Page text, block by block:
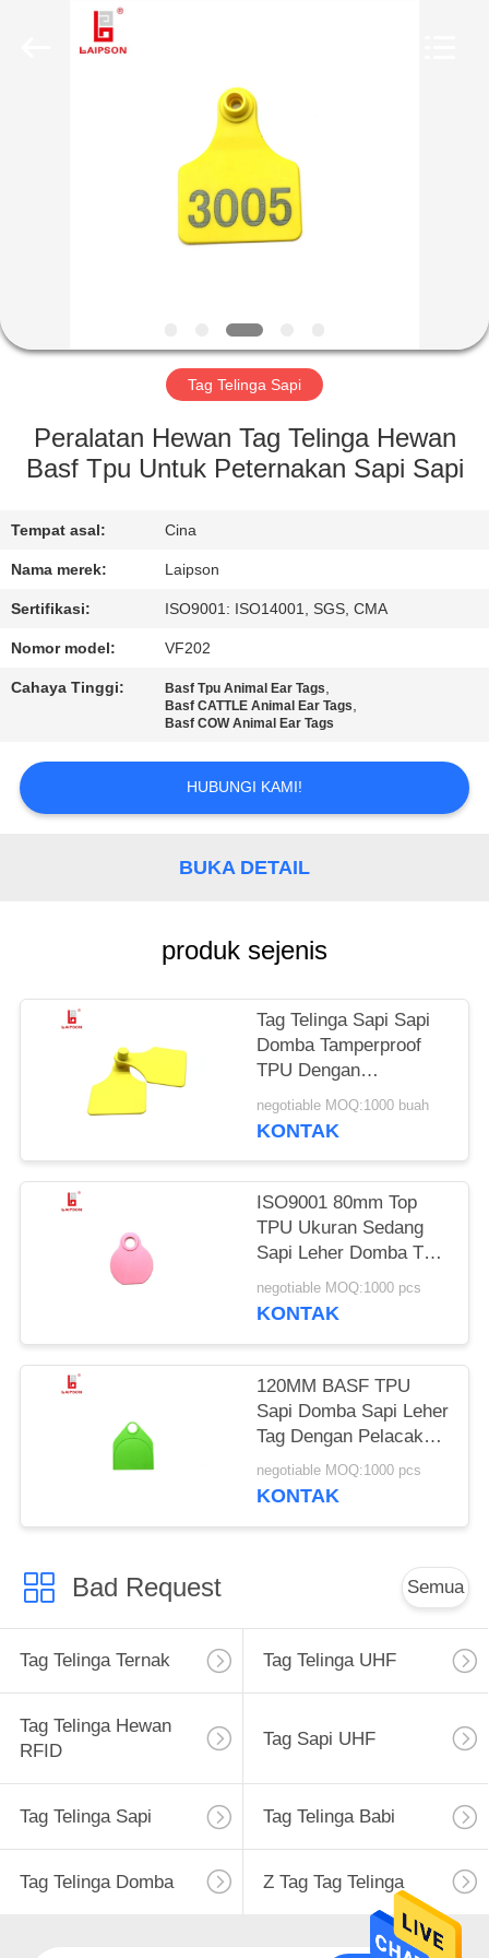
TUR
KONTROL
HUBUNGI
KAMI
PENAWARAN
Tag Telinga Sapi
Peralatan Hewan Tag Telinga Hewan
Basf Tpu Untuk Peternakan Sapi Sapi
Tempat asal: Cina
Nama merek: Laipson
Sertifikasi: ISO9001: ISO14001, SGS, CMA
Nomor model: VF202
Cahaya Tinggi: Basf Tpu Animal Ear Tags,
Basf CATTLE Animal Ear Tags,
Basf COW Animal Ear Tags
HUBUNGI KAMI!
BUKA DETAIL
produk sejenis
Tag Telinga Sapi Sapi
Domba Tamperproof
TPU Dengan
Pencetakan Laser
Berwarna Kuning
negotiable MOQ:1000 buah
KONTAK
ISO9001 80mm Top
TPU Ukuran Sedang
Sapi Leher Domba Tag
Dengan Nomor
Pencetakan Laser
negotiable MOQ:1000 pcs
KONTAK
120MM BASF TPU
Sapi Domba Sapi Leher
Tag Dengan Pelacakan
Pertanian Logo Dicetak
Laser
negotiable MOQ:1000 pcs
KONTAK
Bad Request Semua
Tag Telinga Ternak Tag Telinga UHF
Tag Telinga Hewan
RFID
Tag Sapi UHF
Tag Telinga Sapi Tag Telinga Babi
Tag Telinga Domba Z Tag Tag Telinga